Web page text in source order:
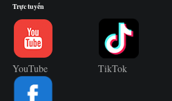
Trực tuyến
YouTube TikTok